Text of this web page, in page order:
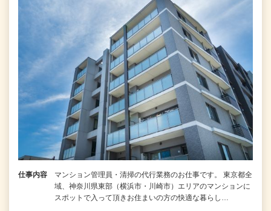
仕事内容
マンション管理員・清掃の代行業務のお仕事です。 東京都全
域、神奈川県東部（横浜市・川崎市）エリアのマンションに
スポットで入って頂きお住まいの方の快適な暮らし…